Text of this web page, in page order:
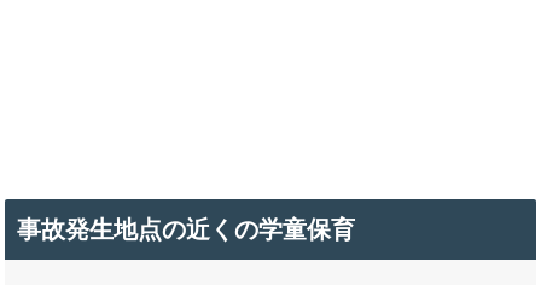
事故発生地点の近くの学童保育